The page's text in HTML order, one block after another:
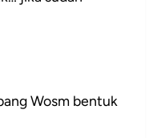
Wosm bentuk